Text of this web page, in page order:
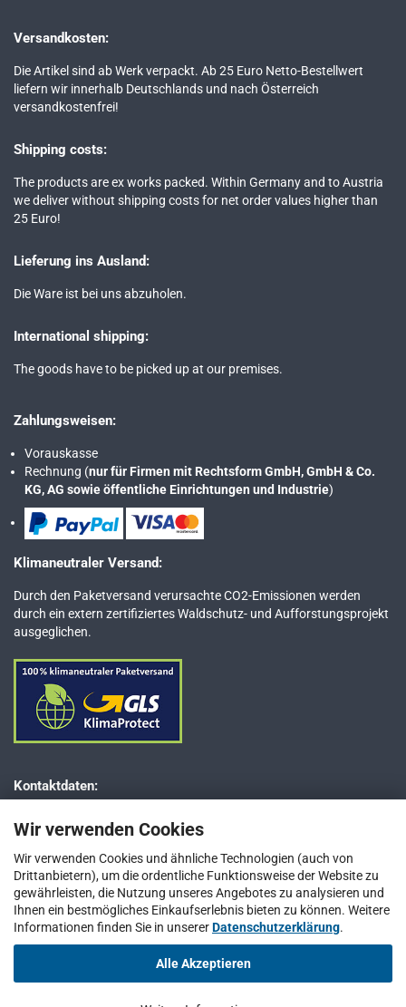
Wir verwenden Cookies
Wir verwenden Cookies und ähnliche Technologien (auch von
Drittanbietern), um die ordentliche Funktionsweise der Website zu
gewährleisten, die Nutzung unseres Angebotes zu analysieren und
Ihnen ein bestmögliches Einkaufserlebnis bieten zu können. Weitere
Informationen finden Sie in unsererDatenschutzerklärung.
Alle Akzeptieren
Versandkosten:
Die Artikel sind ab Werk verpackt. Ab 25 Euro Netto-Bestellwert
liefern wir innerhalb Deutschlands und nach Österreich
versandkostenfrei!
Shipping costs:
The products are ex works packed. Within Germany and to Austria
we deliver without shipping costs for net order values higher than
25 Euro!
Lieferung ins Ausland:
Die Ware ist bei uns abzuholen.
International shipping:
The goods have to be picked up at our premises.
Zahlungsweisen:
Vorauskasse
Rechnung (nur für Firmen mit Rechtsform GmbH, GmbH & Co.
KG, AG sowie öffentliche Einrichtungen und Industrie)
Klimaneutraler Versand:
Durch den Paketversand verursachte CO2-Emissionen werden
durch ein extern zertifiziertes Waldschutz- und Aufforstungsprojekt
ausgeglichen.
Kontaktdaten:
Jägerweg 5–7
D-85521 Ottobrunn bei München
Telefon: +49 (0) 89 / 66 66 33 400
Telefax: +49 (0) 89 / 66 66 33 411
E-Mail:info@jesspumpen.de